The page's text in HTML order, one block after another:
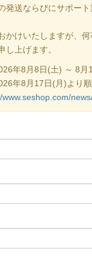
発送ならびにサポー
かけいたしますが、何
し上げます。
年8月8日(土) ～ 8月
年8月17日(月)より
www.seshop.com/